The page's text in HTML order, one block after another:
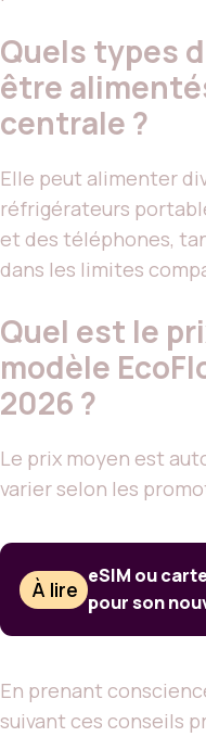
Quels types
être
centrale ?
Elle peut alimenter
réfrigérateurs
et des téléphones,
dans les limites
Quel est le
modèle
2026 ?
Le prix moyen est
varier selon les
À lire
eSIM ou
pour son
En prenant
suivant ces conseils